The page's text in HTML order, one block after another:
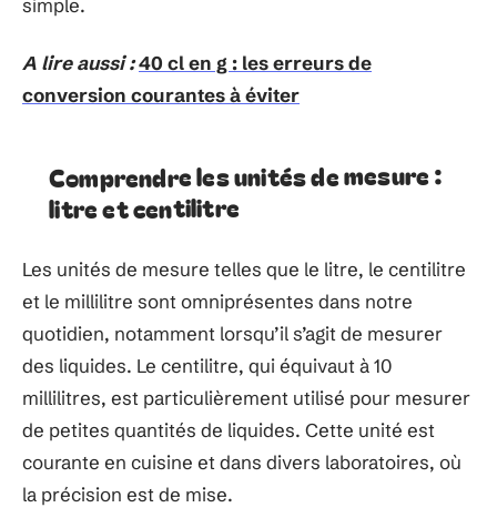
simple.
A lire aussi :40 cl en g : les erreurs de
conversion courantes à éviter
Comprendre les unités de mesure :
litre et centilitre
Les unités de mesure telles que le litre, le centilitre
et le millilitre sont omniprésentes dans notre
quotidien, notamment lorsqu’il s’agit de mesurer
des liquides. Le centilitre, qui équivaut à 10
millilitres, est particulièrement utilisé pour mesurer
de petites quantités de liquides. Cette unité est
courante en cuisine et dans divers laboratoires, où
la précision est de mise.